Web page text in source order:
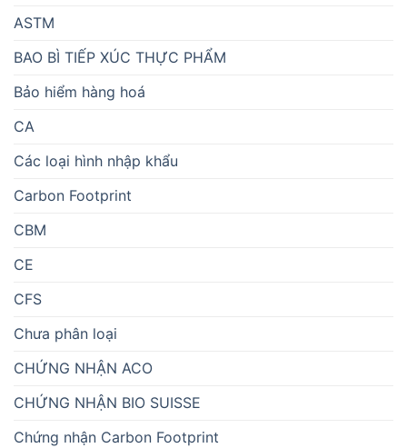
ASTM
BAO BÌ TIẾP XÚC THỰC PHẨM
Bảo hiểm hàng hoá
CA
Các loại hình nhập khẩu
Carbon Footprint
CBM
CE
CFS
Chưa phân loại
CHỨNG NHẬN ACO
CHỨNG NHẬN BIO SUISSE
Chứng nhận Carbon Footprint